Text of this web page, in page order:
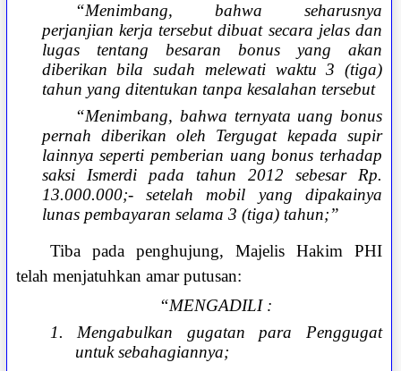
“Menimbang, bahwa seharusnya
perjanjian kerja tersebut dibuat secara jelas dan
lugas tentang besaran bonus yang akan
diberikan bila sudah melewati waktu 3 (tiga)
tahun yang ditentukan tanpa kesalahan tersebut
“Menimbang, bahwa ternyata uang bonus
pernah diberikan oleh Tergugat kepada supir
lainnya seperti pemberian uang bonus terhadap
saksi Ismerdi pada tahun 2012 sebesar Rp.
13.000.000;- setelah mobil yang dipakainya
lunas pembayaran selama 3 (tiga) tahun;”
Tiba pada penghujung, Majelis Hakim PHI
telah menjatuhkan amar putusan:
“MENGADILI :
1. Mengabulkan gugatan para Penggugat
untuk sebahagiannya;